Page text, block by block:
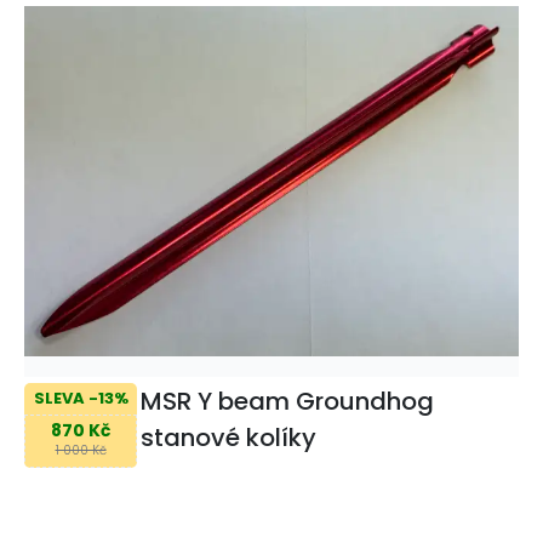
SLEVA -13%
870 Kč
1 000 Kč
MSR Y beam Groundhog
stanové kolíky